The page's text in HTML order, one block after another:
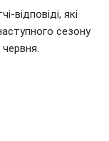
відповіді, які
сезону